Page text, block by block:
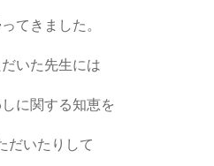
てきました。
いた先生には
に関する知恵を
だいたりして